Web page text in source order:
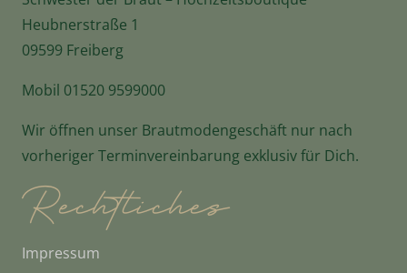
Heubnerstraße 1
09599 Freiberg
Mobil 01520 9599000
Wir öffnen unser Brautmodengeschäft nur nach
vorheriger Terminvereinbarung exklusiv für Dich.
Rechtliches
Impressum